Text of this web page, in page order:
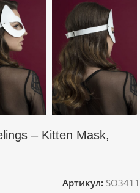
– Kitten Mask,
Артикул: SO3411